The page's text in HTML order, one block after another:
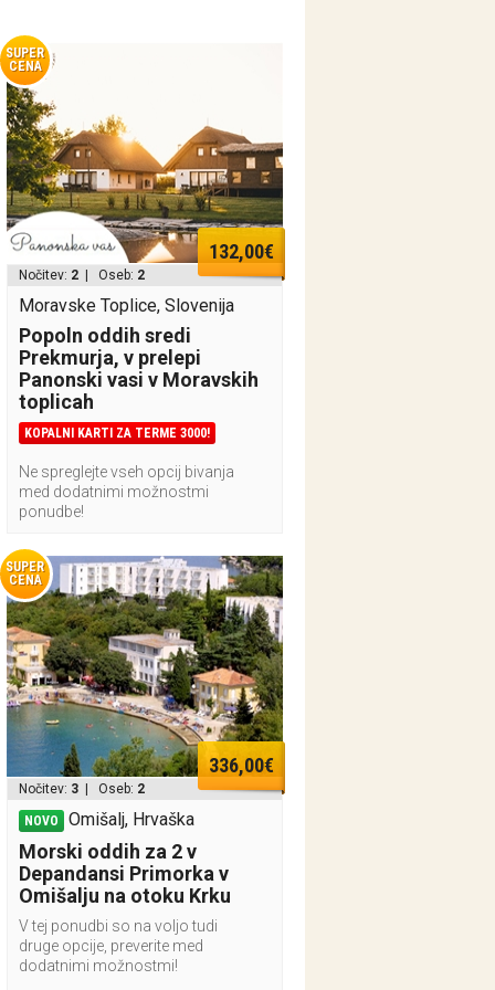
SUPER
CENA
132,00€
Nočitev: 2 | Oseb: 2
Moravske Toplice, Slovenija
Popoln oddih sredi
Prekmurja, v prelepi
Panonski vasi v Moravskih
toplicah
KOPALNI KARTI ZA TERME 3000!
Ne spreglejte vseh opcij bivanja
med dodatnimi možnostmi
ponudbe!
SUPER
CENA
336,00€
Nočitev: 3 | Oseb: 2
NOVO Omišalj, Hrvaška
Morski oddih za 2 v
Depandansi Primorka v
Omišalju na otoku Krku
V tej ponudbi so na voljo tudi
druge opcije, preverite med
dodatnimi možnostmi!